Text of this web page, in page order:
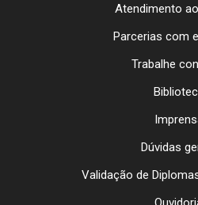
Atendimento
Parcerias com
Trabalhe
Dúvidas
Validação de